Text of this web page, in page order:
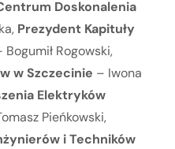
Doskonalenia
Prezydent Kapituły
Bogumił Rogowski,
w Szczecinie – Iwona
Elektryków
Pieńkowski,
i Techników